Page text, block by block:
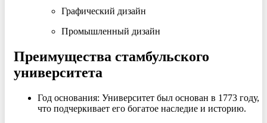
Графический дизайн
Промышленный дизайн
Преимущества стамбульского
университета
Год основания: Университет был основан в 1773 году,
что подчеркивает его богатое наследие и историю.